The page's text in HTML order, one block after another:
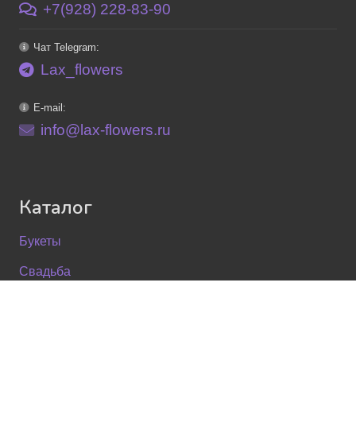
+7(928) 228-83-90
Чат Telegram:
Lax_flowers
E-mail:
info@lax-flowers.ru
Каталог
Букеты
Свадьба